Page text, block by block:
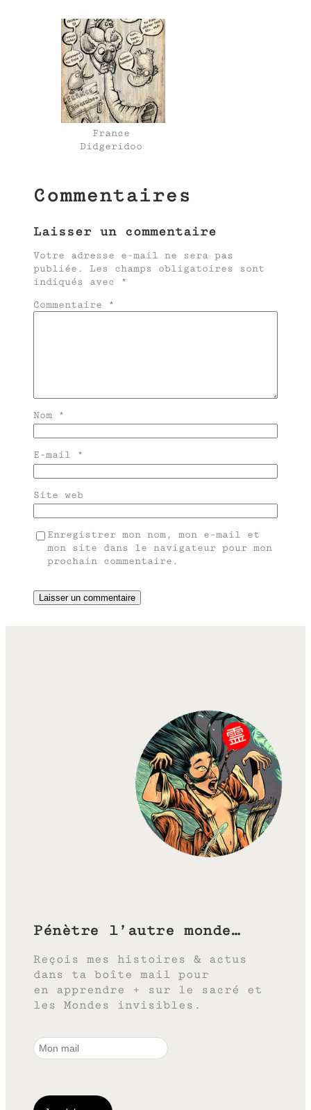
France
Didgeridoo
Commentaires
Laisser un commentaire
Votre adresse e-mail ne sera pas
publiée.
Les champs obligatoires sont
indiqués avec
*
Commentaire
*
Nom *
E-mail *
Site web
Enregistrer mon nom, mon e-mail et
mon site dans le navigateur pour mon
prochain commentaire.
Pénètre l’autre monde…
Reçois mes histoires & actus
dans ta boîte mail pour
en apprendre + sur le sacré et
les Mondes invisibles.